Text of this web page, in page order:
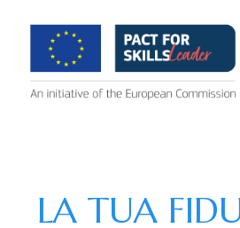
LA TUA